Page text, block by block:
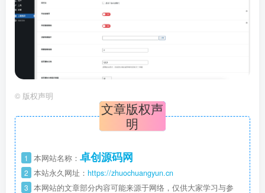
© 版权声明
文章版权声
明
1 本网站名称： 卓创源码网
2 本站永久网址： https://zhuochuangyun.cn
3 本网站的文章部分内容可能来源于网络，仅供大家学习与参